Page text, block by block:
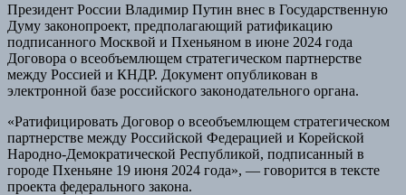
Президент России Владимир Путин внес в Государственную
Думу законопроект, предполагающий ратификацию
подписанного Москвой и Пхеньяном в июне 2024 года
Договора о всеобъемлющем стратегическом партнерстве
между Россией и КНДР. Документ опубликован в
электронной базе российского законодательного органа.
«Ратифицировать Договор о всеобъемлющем стратегическом
партнерстве между Российской Федерацией и Корейской
Народно-Демократической Республикой, подписанный в
городе Пхеньяне 19 июня 2024 года», — говорится в тексте
проекта федерального закона.